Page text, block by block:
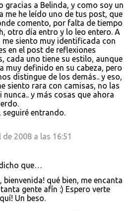
gracias a Belinda, y como soy un
me he leído uno de tus post, que
comento, por falta de tiempo
otro día entro y lo leo entero. A
me siento muy identificada con
en el post de reflexiones
cada uno tiene su estilo, aunque
muy definido en su cabeza, pero
distingue de los demás.. y eso,
siento rara con camisas, no las
nunca.. y más cosas que ahora
seguiré entrando.
2008 a las 16:51
que…
bienvenida! qué bien, me encanta
gente afín :) Espero verte
Un beso.